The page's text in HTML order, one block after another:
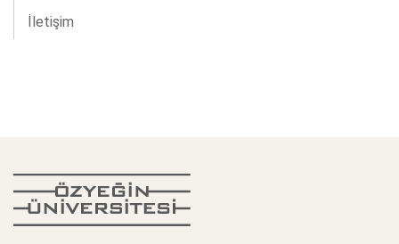
İletişim